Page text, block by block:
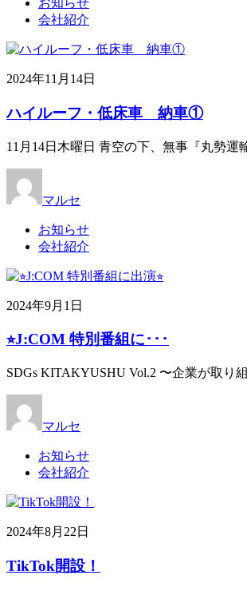
お知らせ
会社紹介
2024年11月14日
ハイルーフ・低床車 納車①
11月14日木曜日 青空の下、無事『丸勢
マルセ
お知らせ
会社紹介
2024年9月1日
⭐︎J:COM 特別番組に･･･
SDGs KITAKYUSHU Vol.2 〜企業が取り
マルセ
お知らせ
会社紹介
2024年8月22日
TikTok開設！